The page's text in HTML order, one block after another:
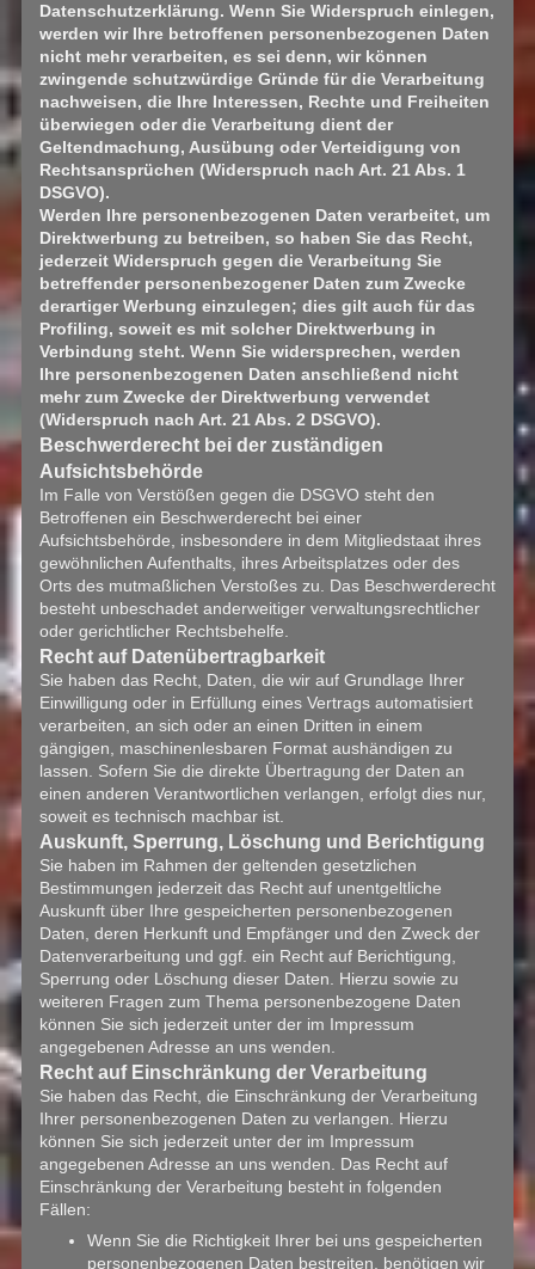
Datenschutzerklärung. Wenn Sie Widerspruch einlegen,
werden wir Ihre betroffenen personenbezogenen Daten
nicht mehr verarbeiten, es sei denn, wir können
zwingende schutzwürdige Gründe für die Verarbeitung
nachweisen, die Ihre Interessen, Rechte und Freiheiten
überwiegen oder die Verarbeitung dient der
Geltendmachung, Ausübung oder Verteidigung von
Rechtsansprüchen (Widerspruch nach Art. 21 Abs. 1
DSGVO).
Werden Ihre personenbezogenen Daten verarbeitet, um
Direktwerbung zu betreiben, so haben Sie das Recht,
jederzeit Widerspruch gegen die Verarbeitung Sie
betreffender personenbezogener Daten zum Zwecke
derartiger Werbung einzulegen; dies gilt auch für das
Profiling, soweit es mit solcher Direktwerbung in
Verbindung steht. Wenn Sie widersprechen, werden
Ihre personenbezogenen Daten anschließend nicht
mehr zum Zwecke der Direktwerbung verwendet
(Widerspruch nach Art. 21 Abs. 2 DSGVO).
Beschwerderecht bei der zuständigen
Aufsichtsbehörde
Im Falle von Verstößen gegen die DSGVO steht den
Betroffenen ein Beschwerderecht bei einer
Aufsichtsbehörde, insbesondere in dem Mitgliedstaat ihres
gewöhnlichen Aufenthalts, ihres Arbeitsplatzes oder des
Orts des mutmaßlichen Verstoßes zu. Das Beschwerderecht
besteht unbeschadet anderweitiger verwaltungsrechtlicher
oder gerichtlicher Rechtsbehelfe.
Recht auf Datenübertragbarkeit
Sie haben das Recht, Daten, die wir auf Grundlage Ihrer
Einwilligung oder in Erfüllung eines Vertrags automatisiert
verarbeiten, an sich oder an einen Dritten in einem
gängigen, maschinenlesbaren Format aushändigen zu
lassen. Sofern Sie die direkte Übertragung der Daten an
einen anderen Verantwortlichen verlangen, erfolgt dies nur,
soweit es technisch machbar ist.
Auskunft, Sperrung, Löschung und Berichtigung
Sie haben im Rahmen der geltenden gesetzlichen
Bestimmungen jederzeit das Recht auf unentgeltliche
Auskunft über Ihre gespeicherten personenbezogenen
Daten, deren Herkunft und Empfänger und den Zweck der
Datenverarbeitung und ggf. ein Recht auf Berichtigung,
Sperrung oder Löschung dieser Daten. Hierzu sowie zu
weiteren Fragen zum Thema personenbezogene Daten
können Sie sich jederzeit unter der im Impressum
angegebenen Adresse an uns wenden.
Recht auf Einschränkung der Verarbeitung
Sie haben das Recht, die Einschränkung der Verarbeitung
Ihrer personenbezogenen Daten zu verlangen. Hierzu
können Sie sich jederzeit unter der im Impressum
angegebenen Adresse an uns wenden. Das Recht auf
Einschränkung der Verarbeitung besteht in folgenden
Fällen:
Wenn Sie die Richtigkeit Ihrer bei uns gespeicherten
personenbezogenen Daten bestreiten, benötigen wir